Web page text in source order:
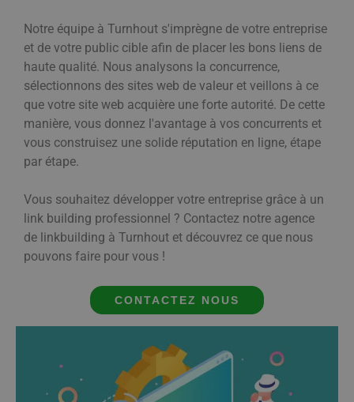
Notre équipe à Turnhout s'imprègne de votre entreprise
et de votre public cible afin de placer les bons liens de
haute qualité. Nous analysons la concurrence,
sélectionnons des sites web de valeur et veillons à ce
que votre site web acquière une forte autorité. De cette
manière, vous donnez l'avantage à vos concurrents et
vous construisez une solide réputation en ligne, étape
par étape.
Vous souhaitez développer votre entreprise grâce à un
link building professionnel ? Contactez notre agence
de linkbuilding à Turnhout et découvrez ce que nous
pouvons faire pour vous !
CONTACTEZ NOUS